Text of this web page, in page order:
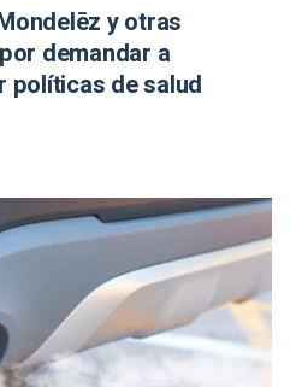
y otras
demandar a
políticas de salud